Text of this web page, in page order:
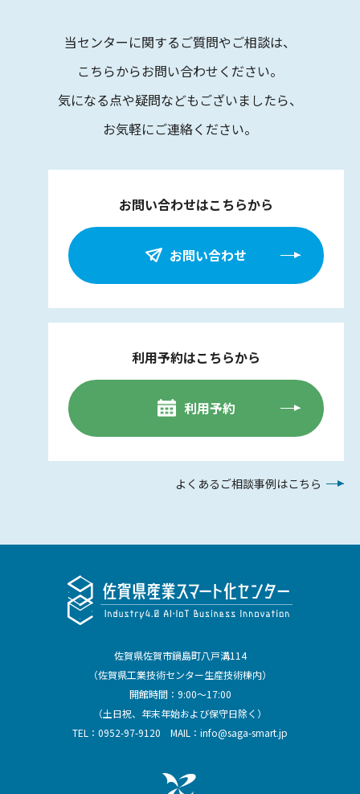
当センターに関するご質問やご相談は、
こちらからお問い合わせください。
気になる点や疑問などもございましたら、
お気軽にご連絡ください。
お問い合わせはこちらから
お問い合わせ
利用予約はこちらから
利用予約
よくあるご相談事例はこちら
佐賀県佐賀市鍋島町八戸溝114
（佐賀県工業技術センター生産技術棟内）
開館時間：9:00～17:00
（土日祝、年末年始および保守日除く）
TEL： 0952-97-9120 MAIL： info@saga-smart.jp